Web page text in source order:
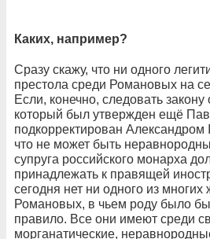
Каких, например?
Сразу скажу, что ни одного
престола среди Романовых на
Если, конечно, следовать
который был утвержден ещё
подкорректирован Александром
что не может быть
супруга российского монарха
принадлежать к правящей
сегодня нет ни одного из
Романовых, в чьем роду было
правило. Все они имеют среди
морганатические,